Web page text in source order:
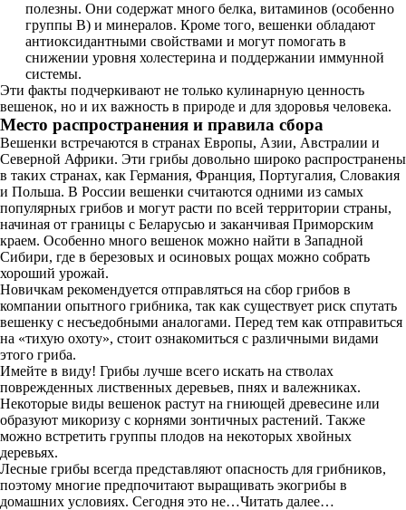
полезны. Они содержат много белка, витаминов (особенно
группы B) и минералов. Кроме того, вешенки обладают
антиоксидантными свойствами и могут помогать в
снижении уровня холестерина и поддержании иммунной
системы.
Эти факты подчеркивают не только кулинарную ценность
вешенок, но и их важность в природе и для здоровья человека.
Место распространения и правила сбора
Вешенки встречаются в странах Европы, Азии, Австралии и
Северной Африки. Эти грибы довольно широко распространены
в таких странах, как Германия, Франция, Португалия, Словакия
и Польша. В России вешенки считаются одними из самых
популярных грибов и могут расти по всей территории страны,
начиная от границы с Беларусью и заканчивая Приморским
краем. Особенно много вешенок можно найти в Западной
Сибири, где в березовых и осиновых рощах можно собрать
хороший урожай.
Новичкам рекомендуется отправляться на сбор грибов в
компании опытного грибника, так как существует риск спутать
вешенку с несъедобными аналогами. Перед тем как отправиться
на «тихую охоту», стоит ознакомиться с различными видами
этого гриба.
Имейте в виду! Грибы лучше всего искать на стволах
поврежденных лиственных деревьев, пнях и валежниках.
Некоторые виды вешенок растут на гниющей древесине или
образуют микоризу с корнями зонтичных растений. Также
можно встретить группы плодов на некоторых хвойных
деревьях.
Лесные грибы всегда представляют опасность для грибников,
поэтому многие предпочитают выращивать экогрибы в
домашних условиях. Сегодня это не…Читать далее…